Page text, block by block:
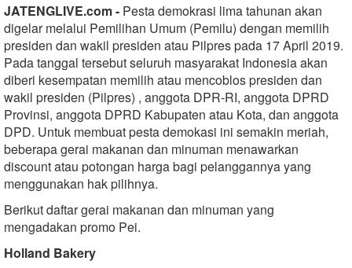
JATENGLIVE.com - Pesta demokrasi lima tahunan akan
digelar melalui Pemilihan Umum (Pemilu) dengan memilih
presiden dan wakil presiden atau Pilpres pada 17 April 2019.
Pada tanggal tersebut seluruh masyarakat Indonesia akan
diberi kesempatan memilih atau mencoblos presiden dan
wakil presiden (Pilpres) , anggota DPR-RI, anggota DPRD
Provinsi, anggota DPRD Kabupaten atau Kota, dan anggota
DPD. Untuk membuat pesta demokasi ini semakin meriah,
beberapa gerai makanan dan minuman menawarkan
discount atau potongan harga bagi pelanggannya yang
menggunakan hak pilihnya.
Berikut daftar gerai makanan dan minuman yang
mengadakan promo Pei.
Holland Bakery